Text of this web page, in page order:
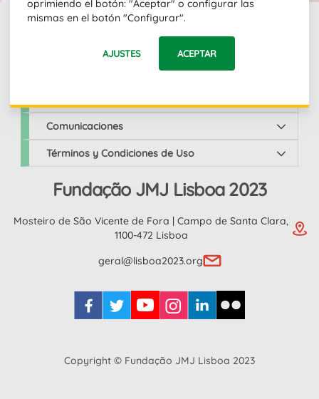
oprimiendo el botón: "Aceptar" o configurar las
mismas en el botón "Configurar".
AJUSTES ACEPTAR
Links
Comunicaciones
Términos y Condiciones de Uso
Fundação JMJ Lisboa 2023
Mosteiro de São Vicente de Fora | Campo de Santa Clara,
1100-472 Lisboa
geral@lisboa2023.org
Copyright © Fundação JMJ Lisboa 2023